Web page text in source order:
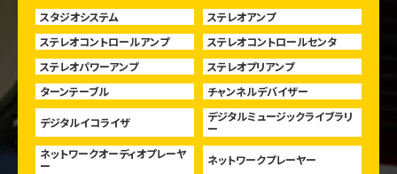
スタジオシステム
ステレオアンプ
ステレオコントロールアンプ
ステレオコントロールセンタ
ステレオパワーアンプ
ステレオプリアンプ
ターンテーブル
チャンネルデバイザー
デジタルイコライザ
デジタルミュージックライブラリ
ー
ネットワークオーディオプレーヤ
ー
ネットワークプレーヤー